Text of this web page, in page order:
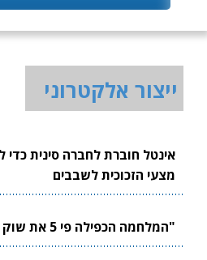
ייצור אלקטרוני
אינטל חוברת לחברה סינית
מצעי הזכוכית לשבבים
"המלחמה הכפילה פי 5 את שוק הייצור המיידי"